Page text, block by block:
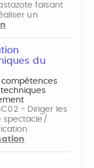
faisant
un
du
compétences
- Diriger les
spectacle/